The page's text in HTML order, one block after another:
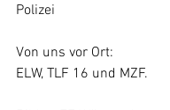
Polizei
Von uns vor Ort:
ELW, TLF 16 und MZF.